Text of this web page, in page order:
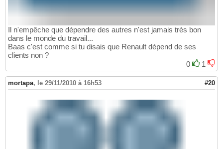
Il n'empêche que dépendre des autres n'est jamais très bon
dans le monde du travail...
Baas c'est comme si tu disais que Renault dépend de ses
clients non ?
0
1
mortapa, le 29/11/2010 à 16h53 #20